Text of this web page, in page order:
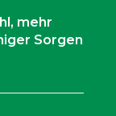
mehr
Sorgen